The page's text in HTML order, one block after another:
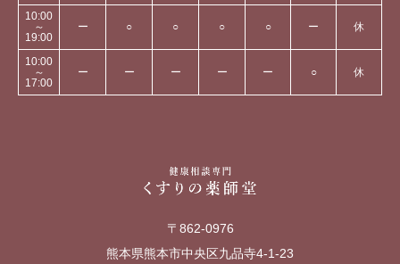
10:00
～
19:00
ー ○ ○ ○ ○ ー 休
10:00
～
17:00
ー ー ー ー ー ○ 休
〒862-0976
熊本県熊本市中央区九品寺4-1-23